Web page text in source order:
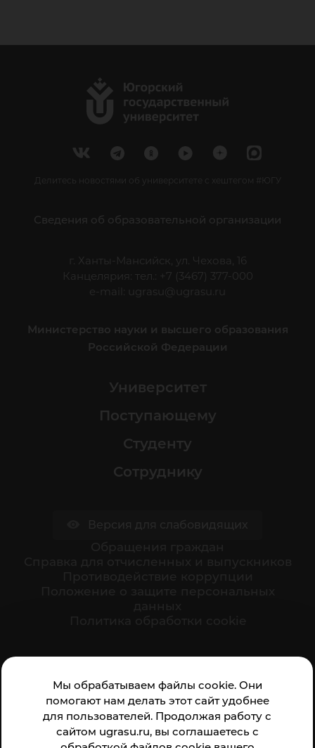
Мы обрабатываем файлы cookie. Они
помогают нам делать этот сайт удобнее
для пользователей. Продолжая работу с
сайтом ugrasu.ru, вы соглашаетесь с
Делитесь новостями об университете с хештегом #ЮГУ
Сведения об образовательной организации
г. Ханты-Мансийск, ул. Чехова, 16
Канцелярия: тел.: +7 (3467) 377-000
e-mail:
ugrasu@ugrasu.ru
Министерство науки и высшего образования
Российской Федерации
Университет
Поступающему
Студенту
Сотруднику
организации: